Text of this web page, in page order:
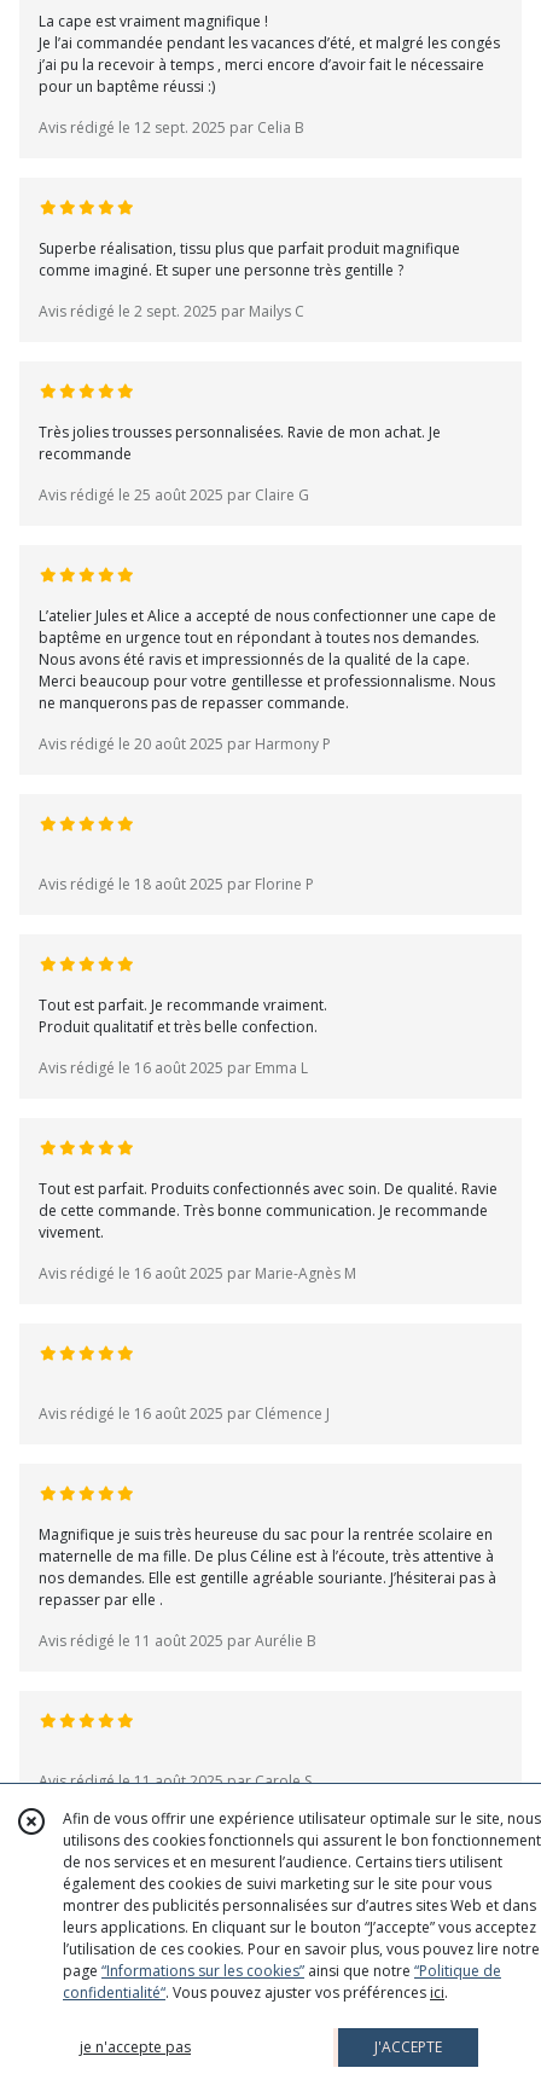
La cape est vraiment magnifique !
Je l’ai commandée pendant les vacances d’été, et malgré les congés
j’ai pu la recevoir à temps , merci encore d’avoir fait le nécessaire
pour un baptême réussi :)
Avis rédigé le 12 sept. 2025 par Celia B
Superbe réalisation, tissu plus que parfait produit magnifique
comme imaginé. Et super une personne très gentille ?
Avis rédigé le 2 sept. 2025 par Mailys C
Très jolies trousses personnalisées. Ravie de mon achat. Je
recommande
Avis rédigé le 25 août 2025 par Claire G
L’atelier Jules et Alice a accepté de nous confectionner une cape de
baptême en urgence tout en répondant à toutes nos demandes.
Nous avons été ravis et impressionnés de la qualité de la cape.
Merci beaucoup pour votre gentillesse et professionnalisme. Nous
ne manquerons pas de repasser commande.
Avis rédigé le 20 août 2025 par Harmony P
Avis rédigé le 18 août 2025 par Florine P
Tout est parfait. Je recommande vraiment.
Produit qualitatif et très belle confection.
Avis rédigé le 16 août 2025 par Emma L
Tout est parfait. Produits confectionnés avec soin. De qualité. Ravie
de cette commande. Très bonne communication. Je recommande
vivement.
Avis rédigé le 16 août 2025 par Marie-Agnès M
Avis rédigé le 16 août 2025 par Clémence J
Magnifique je suis très heureuse du sac pour la rentrée scolaire en
maternelle de ma fille. De plus Céline est à l’écoute, très attentive à
nos demandes. Elle est gentille agréable souriante. J’hésiterai pas à
repasser par elle .
Avis rédigé le 11 août 2025 par Aurélie B
Avis rédigé le 11 août 2025 par Carole S
Je suis contente de mon achat le sac est très joli.
Avis rédigé le 11 août 2025 par Monique M
Afin de vous offrir une expérience utilisateur optimale sur le site, nous
utilisons des cookies fonctionnels qui assurent le bon fonctionnement
de nos services et en mesurent l’audience. Certains tiers utilisent
également des cookies de suivi marketing sur le site pour vous
montrer des publicités personnalisées sur d’autres sites Web et dans
leurs applications. En cliquant sur le bouton “J’accepte” vous acceptez
l’utilisation de ces cookies. Pour en savoir plus, vous pouvez lire notre
page “Informations sur les cookies” ainsi que notre “Politique de
confidentialité“. Vous pouvez ajuster vos préférences ici.
je n'accepte pas J'ACCEPTE